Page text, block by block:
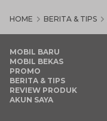
HOME BERITA & TIPS
MOBIL BARU
MOBIL BEKAS
PROMO
BERITA & TIPS
REVIEW PRODUK
AKUN SAYA